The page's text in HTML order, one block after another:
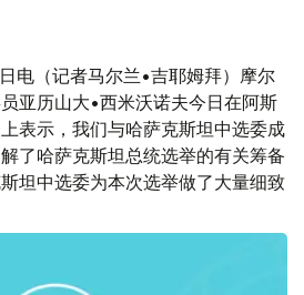
电（记者马尔兰•吉耶姆拜）摩尔
亚历山大•西米沃诺夫今日在阿斯
表示，我们与哈萨克斯坦中选委成
了哈萨克斯坦总统选举的有关筹备
坦中选委为本次选举做了大量细致